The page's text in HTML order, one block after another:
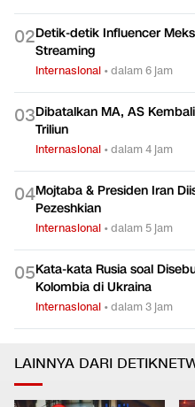
02Detik-detik Influencer
Streaming
Internasional •dalam 6 jam
03Dibatalkan MA, AS
Triliun
Internasional •dalam 4 jam
04Mojtaba & Presiden Iran
Pezeshkian
Internasional •dalam 5 jam
05Kata-kata Rusia soal
Kolombia di Ukraina
Internasional •dalam 3 jam
LAINNYA DARI